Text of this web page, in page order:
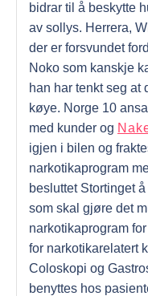
bidrar til å beskytte
av sollys. Herrera,
der er forsvundet
Noko som kanskje
han har tenkt seg at
køye. Norge 10
med kunder og
igjen i bilen og
narkotikaprogram
besluttet Stortinget
som skal gjøre det
narkotikaprogram
for narkotikarelatert
Coloskopi og
benyttes hos